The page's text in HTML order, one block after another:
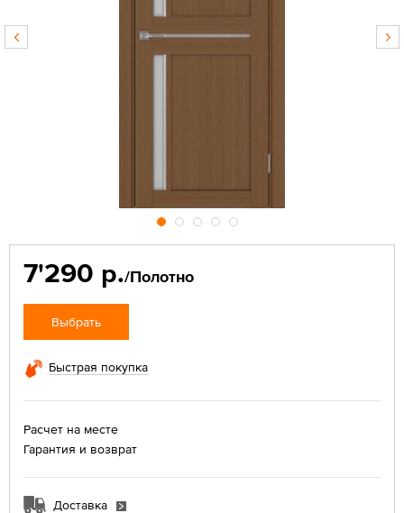
7'290 р./Полотно
Выбрать
Быстрая покупка
Расчет на месте
Гарантия и возврат
Доставка